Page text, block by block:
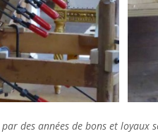
des années de bons et loyaux